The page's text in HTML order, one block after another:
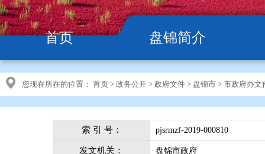
首页 盘锦简介
您现在所在的位置： 首页 > 政务公开 > 政府文件 > 盘锦市 > 市政府办文
索 引 号： pjsrmzf-2019-000810
发文机关： 盘锦市政府